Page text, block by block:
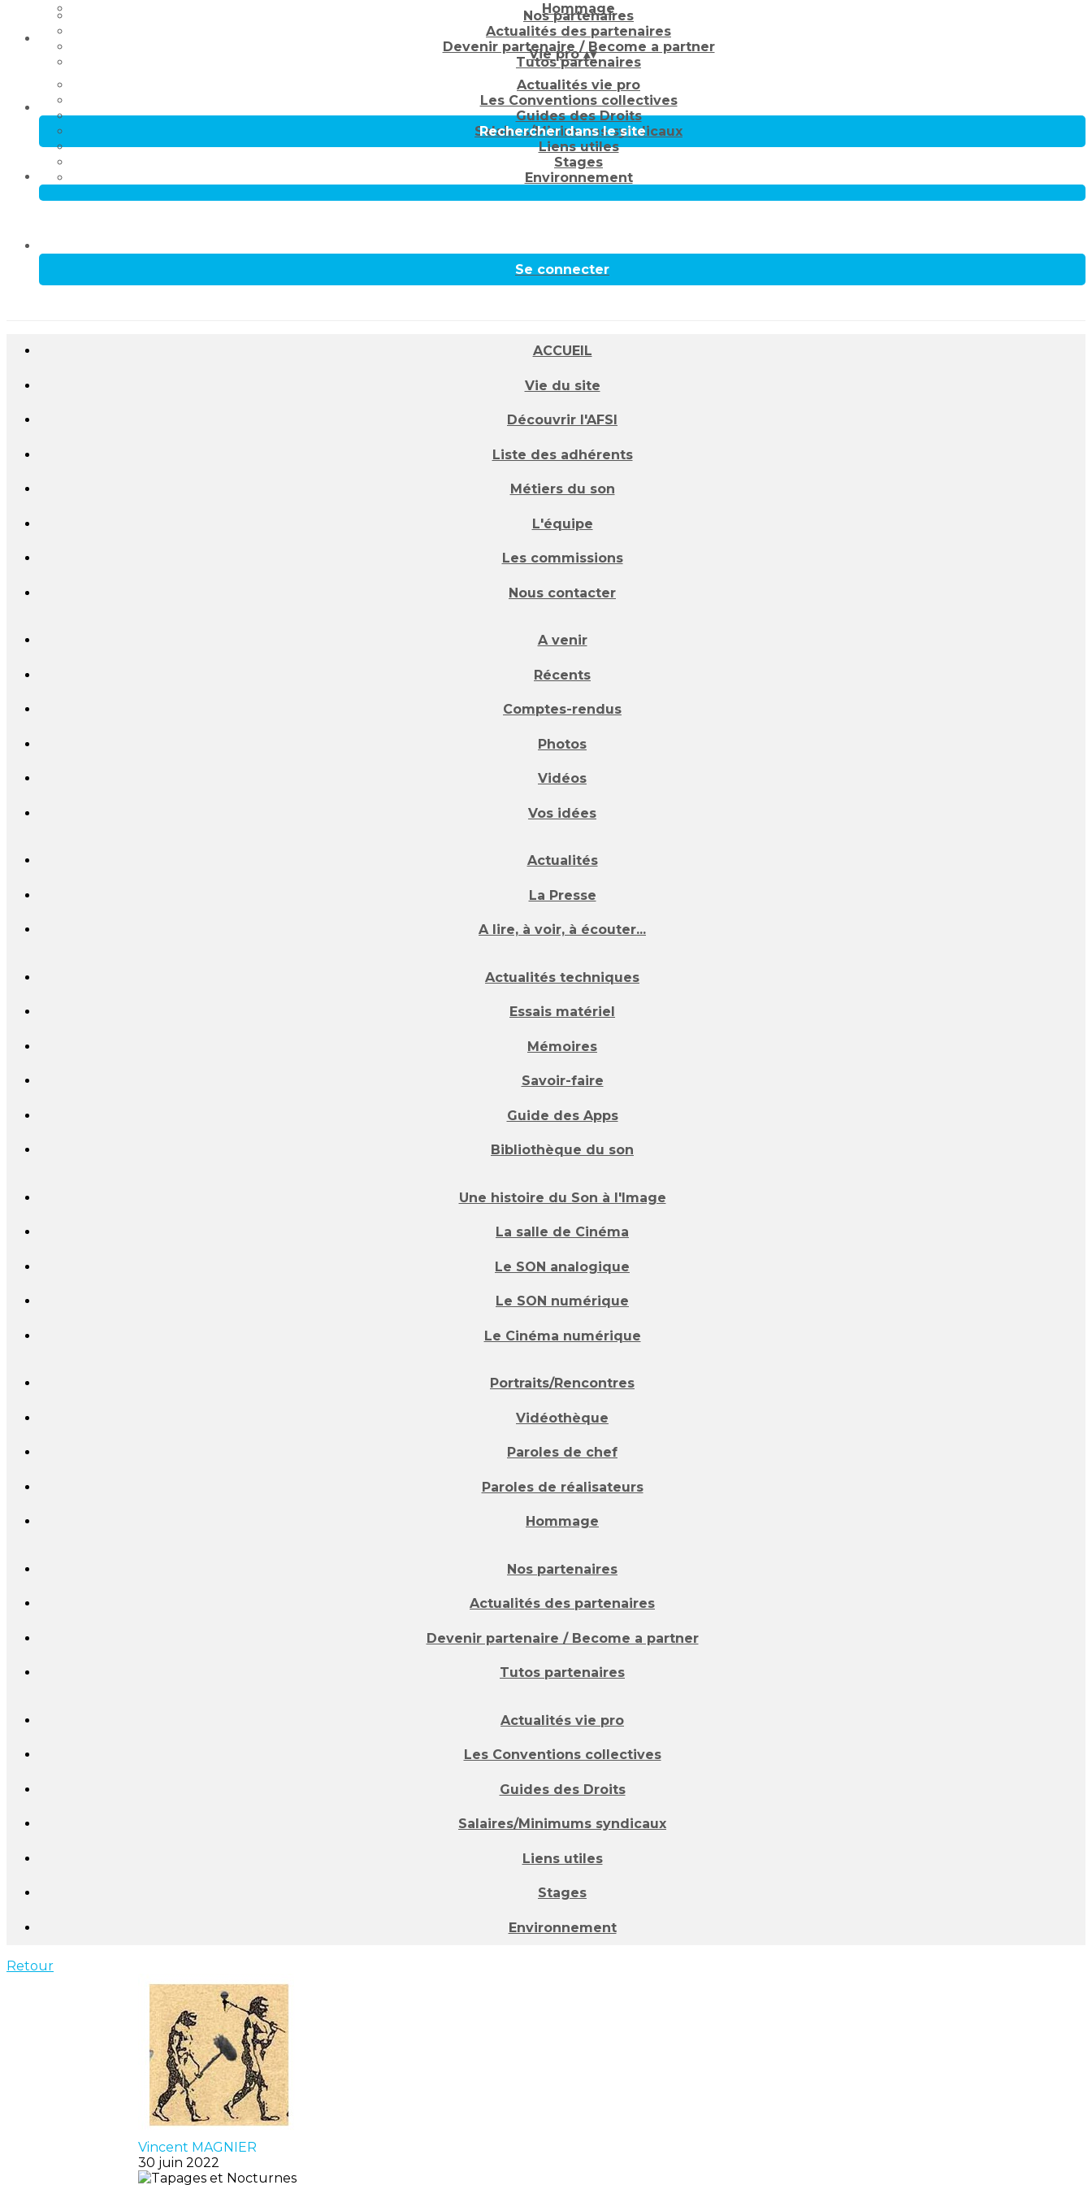
Hommage
Nos partenaires
Actualités des partenaires
Devenir partenaire / Become a partner
Tutos partenaires
Vie pro▴▾
Actualités vie pro
Les Conventions collectives
Guides des Droits
Salaires/Minimums syndicaux
Liens utiles
Stages
Environnement
Rechercher dans le site
Se connecter
ACCUEIL
Vie du site
Découvrir l'AFSI
Liste des adhérents
Métiers du son
L'équipe
Les commissions
Nous contacter
A venir
Récents
Comptes-rendus
Photos
Vidéos
Vos idées
Actualités
La Presse
A lire, à voir, à écouter...
Actualités techniques
Essais matériel
Mémoires
Savoir-faire
Guide des Apps
Bibliothèque du son
Une histoire du Son à l'Image
La salle de Cinéma
Le SON analogique
Le SON numérique
Le Cinéma numérique
Portraits/Rencontres
Vidéothèque
Paroles de chef
Paroles de réalisateurs
Hommage
Nos partenaires
Actualités des partenaires
Devenir partenaire / Become a partner
Tutos partenaires
Actualités vie pro
Les Conventions collectives
Guides des Droits
Salaires/Minimums syndicaux
Liens utiles
Stages
Environnement
Retour
Vincent MAGNIER
30 juin 2022